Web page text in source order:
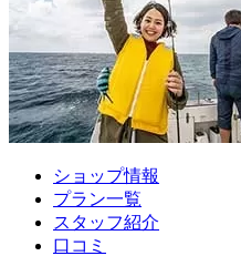
ショップ情報
プラン一覧
スタッフ紹介
口コミ